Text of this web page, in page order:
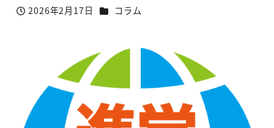
投稿日
2026年2月17日 カテゴリー
コラム